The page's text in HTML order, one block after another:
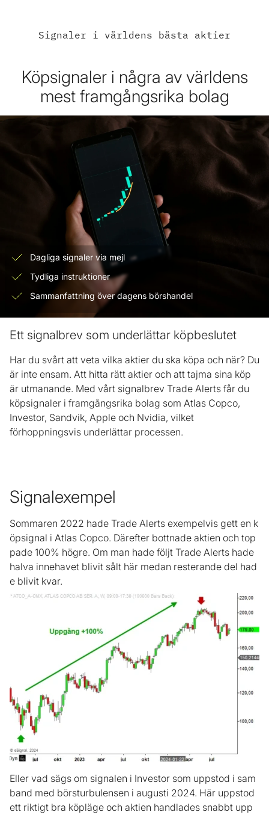
Signaler i världens bästa aktier
Köpsignaler i några av världens
mest framgångsrika bolag
Dagliga signaler via mejl
Tydliga instruktioner
Sammanfattning över dagens börshandel
Ett signalbrev som underlättar köpbeslutet
Har du svårt att veta vilka aktier du ska köpa och när? Du
är inte ensam. Att hitta rätt aktier och att tajma sina köp
är utmanande. Med vårt signalbrev Trade Alerts får du
köpsignaler i framgångsrika bolag som Atlas Copco,
Investor, Sandvik, Apple och Nvidia, vilket
förhoppningsvis underlättar processen.
Signalexempel
Sommaren 2022 hade Trade Alerts exempelvis gett en k
öpsignal i Atlas Copco. Därefter bottnade aktien och top
pade 100% högre. Om man hade följt Trade Alerts hade
halva innehavet blivit sålt här medan resterande del had
e blivit kvar.
Eller vad sägs om signalen i Investor som uppstod i sam
band med börsturbulensen i augusti 2024. Här uppstod
ett riktigt bra köpläge och aktien handlades snabbt upp